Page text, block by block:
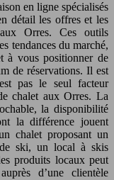
en ligne spécialisés
détail les offres et les
Orres. Ces outils
tendances du marché,
à vous positionner de
de réservations. Il est
pas le seul facteur
chalet aux Orres. La
la disponibilité
la différence jouent
chalet proposant un
ski, un local à skis
produits locaux peut
d’une clientèle